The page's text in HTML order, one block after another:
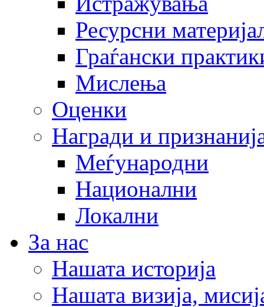
Ресурсни
Граѓански
Мислења
Оценки
Награди и
Меѓународни
Национални
Локални
За нас
Нашата историја
Нашата визија,